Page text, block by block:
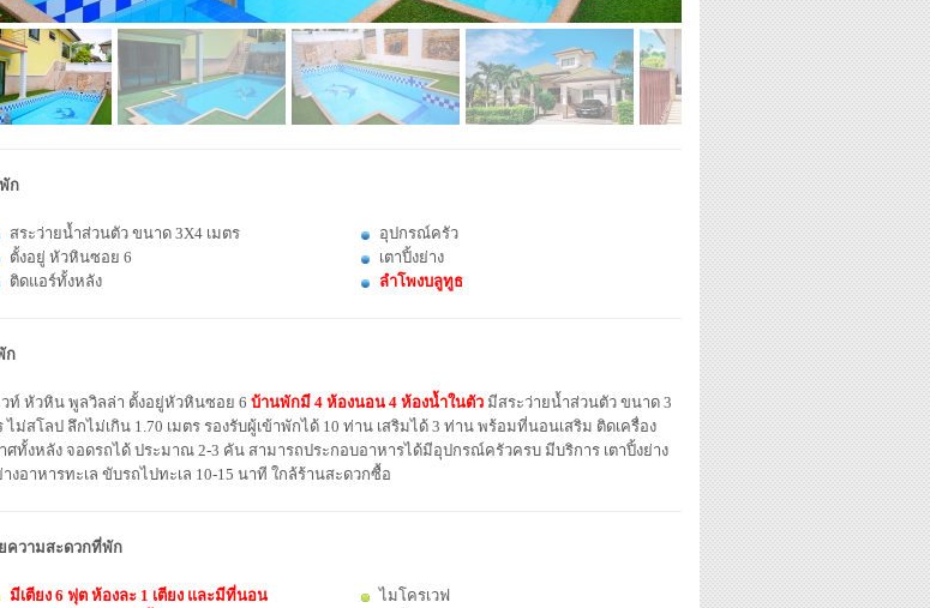
ก
สระว่ายน้ำส่วนตัว ขนาด 3X4 เมตร
ตั้งอยู่ หัวหินซอย 6
ติดแอร์ทั้งหลัง
อุปกรณ์ครัว
เตาปิ้งย่าง
ลำโพงบลูทูธ
ก
ท์ หัวหิน พูลวิลล่า ตั้งอยู่หัวหินซอย 6 บ้านพักมี 4 ห้องนอน 4 ห้องน้ำในตัว มีสระว่ายน้ำส่วนตัว ขนาด 3
ไม่สโลป ลึกไม่เกิน 1.70 เมตร รองรับผู้เข้าพักได้ 10 ท่าน เสริมได้ 3 ท่าน พร้อมที่นอนเสริม ติดเครื่อง
ศทั้งหลัง จอดรถได้ ประมาณ 2-3 คัน สามารถประกอบอาหารได้มีอุปกรณ์ครัวครบ มีบริการ เตาปิ้งย่าง
งอาหารทะเล ขับรถไปทะเล 10-15 นาที ใกล้ร้านสะดวกซื้อ
ความสะดวกที่พัก
มีเตียง 6 ฟุต ห้องละ 1 เตียง และมีที่นอน
ไมโครเวฟ